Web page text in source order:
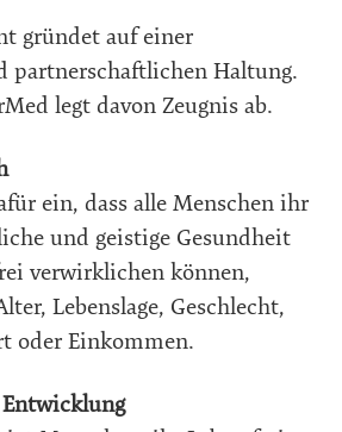
gründet auf einer
partnerschaftlichen Haltung.
legt davon Zeugnis ab.
ein, dass alle Menschen ihr
und geistige Gesundheit
verwirklichen können,
Lebenslage, Geschlecht,
oder Einkommen.